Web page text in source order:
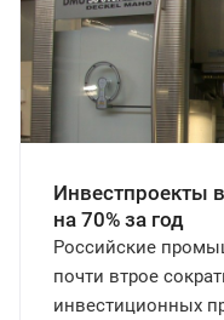
Инвестпроекты
на 70% за год
Российские
почти втрое
инвестиционных